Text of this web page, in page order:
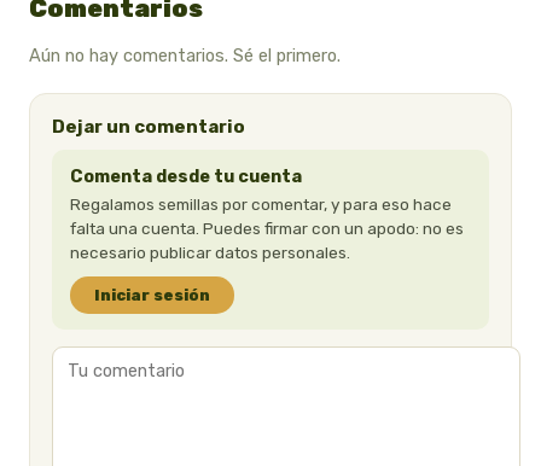
Comentarios
Aún no hay comentarios. Sé el primero.
Dejar un comentario
Comenta desde tu cuenta
Regalamos semillas por comentar, y para eso hace
falta una cuenta. Puedes firmar con un apodo: no es
necesario publicar datos personales.
Iniciar sesión